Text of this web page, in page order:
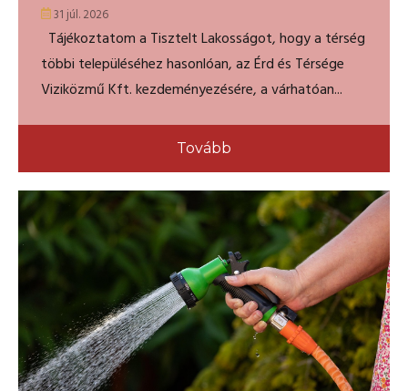
31 júl. 2026
Tájékoztatom a Tisztelt Lakosságot, hogy a térség
többi településéhez hasonlóan, az Érd és Térsége
Viziközmű Kft. kezdeményezésére, a várhatóan...
Tovább